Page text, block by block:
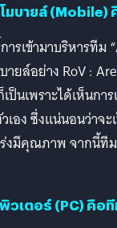
บายล์ (Mobile)
ารเข้ามาบริหารทีม
ยล์อย่าง RoV :
นเพราะได้เห็นกา
เอง ซึ่งแน่นอนว่าจ
งมีคุณภาพ จากนี้ที
เตอร์ (PC) คือที